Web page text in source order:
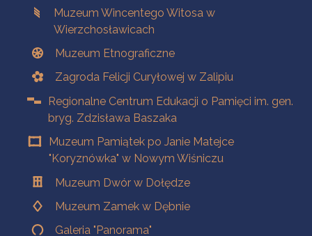
Muzeum Wincentego Witosa w
Wierzchosławicach
Muzeum Etnograficzne
Zagroda Felicji Curyłowej w Zalipiu
Regionalne Centrum Edukacji o Pamięci im. gen.
bryg. Zdzisława Baszaka
Muzeum Pamiątek po Janie Matejce
"Koryznówka" w Nowym Wiśniczu
Muzeum Dwór w Dołędze
Muzeum Zamek w Dębnie
Galeria "Panorama"